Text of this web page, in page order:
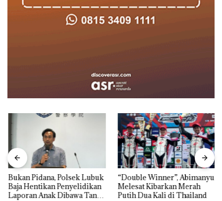
Bukan Pidana, Polsek Lubuk
Baja Hentikan Penyelidikan
Laporan Anak Dibawa Tanpa
“Double Winner”, Abimanyu
Melesat Kibarkan Merah
Putih Dua Kali di Thailand